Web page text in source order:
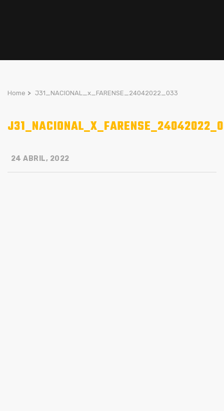
Home > J31_NACIONAL_x_FARENSE_24042022_033
24 ABRIL, 2022